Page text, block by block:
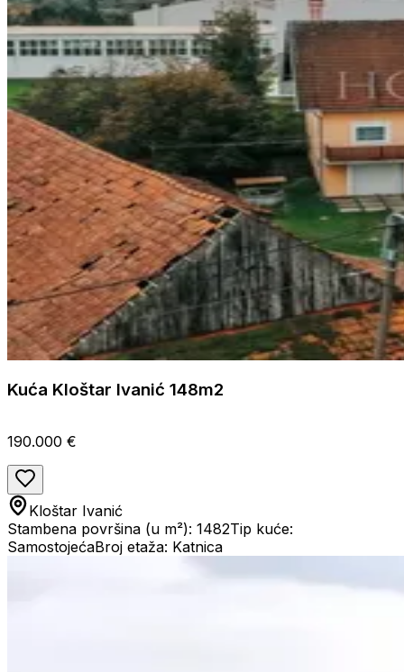
Kuća Kloštar Ivanić 148m2
190.000 €
Kloštar Ivanić
Stambena površina (u m²): 1482Tip kuće:
SamostojećaBroj etaža: Katnica